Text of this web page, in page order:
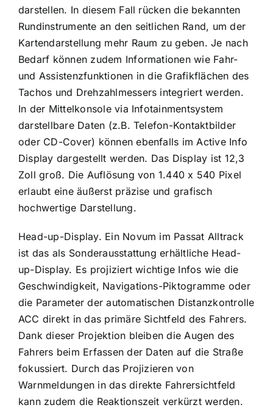
darstellen. In diesem Fall rücken die bekannten
Rundinstrumente an den seitlichen Rand, um der
Kartendarstellung mehr Raum zu geben. Je nach
Bedarf können zudem Informationen wie Fahr-
und Assistenzfunktionen in die Grafikflächen des
Tachos und Drehzahlmessers integriert werden.
In der Mittelkonsole via Infotainmentsystem
darstellbare Daten (z.B. Telefon-Kontaktbilder
oder CD-Cover) können ebenfalls im Active Info
Display dargestellt werden. Das Display ist 12,3
Zoll groß. Die Auflösung von 1.440 x 540 Pixel
erlaubt eine äußerst präzise und grafisch
hochwertige Darstellung.
Head-up-Display. Ein Novum im Passat Alltrack
ist das als Sonderausstattung erhältliche Head-
up-Display. Es projiziert wichtige Infos wie die
Geschwindigkeit, Navigations-Piktogram­me oder
die Parameter der automatischen Distanzkontrolle
ACC direkt in das primäre Sichtfeld des Fahrers.
Dank dieser Projektion bleiben die Augen des
Fahrers beim Erfassen der Daten auf die Straße
fokussiert. Durch das Projizieren von
Warnmeldungen in das direkte Fahrersichtfeld
kann zudem die Reaktionszeit verkürzt werden.